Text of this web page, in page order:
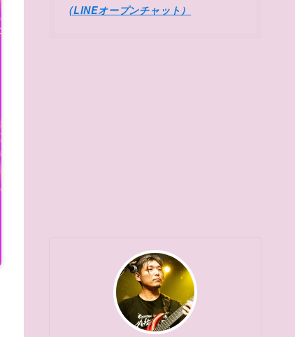
(LINEオープンチャット）